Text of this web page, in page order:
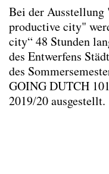
Bei der
productive city"
city“ 48 Stunden
des Entwerfens
des
GOING DUTCH
2019/20 ausgestellt.
Living 2060
Prishtina
Vienna
Wiener Pixel
Bücher
Textbeiträge
Publikationen im